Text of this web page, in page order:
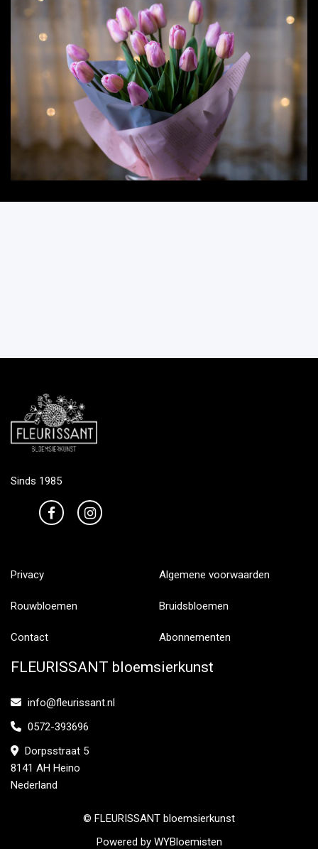
Sinds 1985
Privacy Algemene voorwaarden
Rouwbloemen Bruidsbloemen
Contact Abonnementen
FLEURISSANT bloemsierkunst
info@fleurissant.nl
0572-393696
Dorpsstraat 5
8141 AH Heino
Nederland
© FLEURISSANT bloemsierkunst
Powered by WYBloemisten